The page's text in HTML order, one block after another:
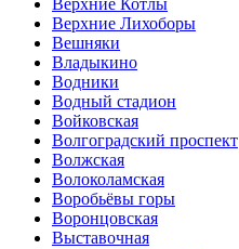
Верхние Котлы
Верхние Лихоборы
Вешняки
Владыкино
Водники
Водный стадион
Войковская
Волгоградский проспект
Волжская
Волоколамская
Воробьёвы горы
Воронцовская
Выставочная